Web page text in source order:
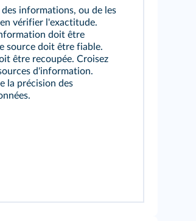
informations, ou de les
vérifier l'exactitude.
doit être
source doit être fiable.
être recoupée. Croisez
d'information.
la précision des